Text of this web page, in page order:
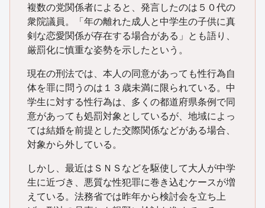
複数の党関係者によると、発言したのは５０代の
衆院議員。「年の離れた成人と中学生の子供に真
剣な恋愛関係が存在する場合がある」とも語り、
厳罰化に慎重な姿勢を示したという。
現在の刑法では、本人の同意があっても性行為自
体を罪に問うのは１３歳未満に限られている。中
学生に対する性行為は、多くの都道府県条例で同
意があっても処罰対象としているが、地域によっ
ては結婚を前提とした交際関係などがある場合、
対象から外している。
しかし、最近はＳＮＳなどを駆使して大人が中学
生に近づき、悪質な性犯罪に巻き込むケースが増
えている。法務省では昨年から検討会を立ち上